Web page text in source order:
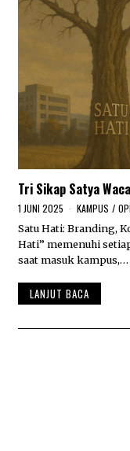
Tri Sikap Satya
1 JUNI 2025
U
N
I
0
2
5
KAMPUS /
Satu Hati: Branding,
Hati” memenuhi
saat masuk kampus,…
LANJUT BACA